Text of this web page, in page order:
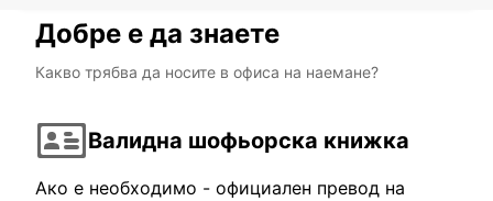
Добре е да знаете
Какво трябва да носите в офиса на наемане?
Валидна шофьорска книжка
Ако е необходимо - официален превод на